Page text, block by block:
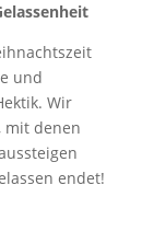
und
Wir
mit denen
endet!